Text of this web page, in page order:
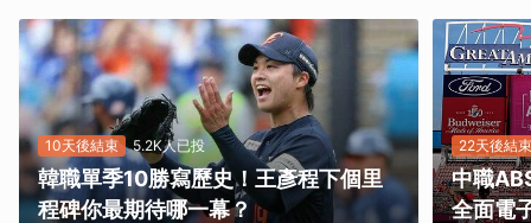
10天後結束 5.2K人已投
韓職單季10勝寫歷史！王彥程下個里
程碑你最期待哪一幕？
22天後結束
中職
全面電